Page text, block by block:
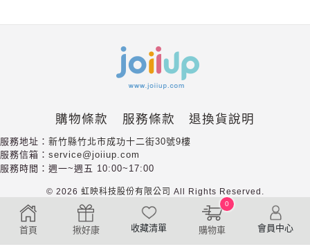
購物條款 服務條款 退換貨說明
服務地址： 新竹縣竹北市成功十二街30號9樓
服務信箱： service@joiiup.com
服務時間：週一~週五 10:00~17:00
© 2026 虹映科技股份有限公司 All Rights Reserved.
首頁 揪好康 收藏清單
0
購物車 會員中心